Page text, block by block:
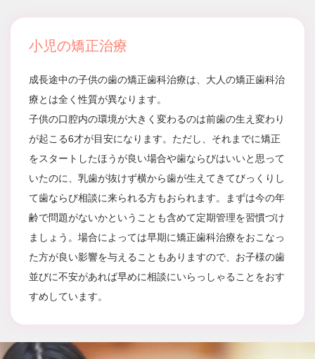
小児の矯正治療
成長途中の子供の歯の矯正歯科治療は、大人の矯正歯科治
療とは全く性質が異なります。
子供の口腔内の環境が大きく変わるのは前歯の生え変わり
が起こる6才が目安になります。ただし、それまでに矯正
をスタートしたほうが良い場合や歯ならびはいいと思って
いたのに、乳歯が抜けず横から歯が生えてきてびっくりし
て歯ならび相談に来られる方もおられます。まずは今の年
齢で問題がないかということも含めて定期管理を習慣づけ
ましょう。場合によっては早期に矯正歯科治療をおこなっ
た方が良い影響を与えることもありますので、お子様の歯
並びに不安があれば早めに相談にいらっしゃることをおす
すめしています。